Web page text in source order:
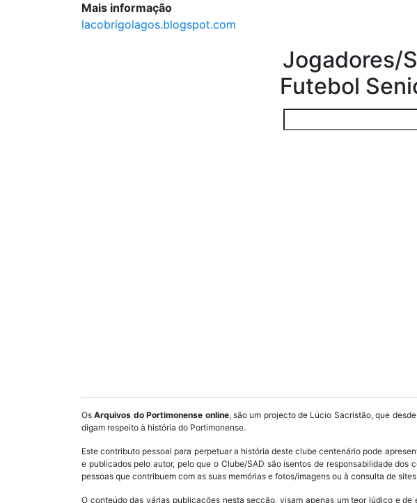
Mais informação
lacobrigolagos.blogspot.com
Jogadores/
Futebol
OsArquivos do Portimonense online, são um projecto de Lúcio Sacristão, que
digam respeito à história do Portimonense.
Este contributo pessoal para perpetuar a história deste clube centenário pode
e publicados pelo autor, pelo que o Clube/SAD são isentos de responsabilidade
pessoas que contribuem com as suas memórias e fotos/imagens ou à consulta de
O conteúdo das várias publicações nesta secção, visam apenas um teor lúdico e